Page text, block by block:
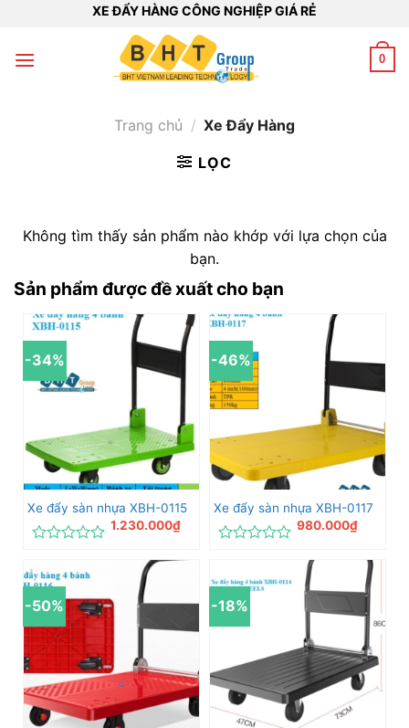
nội
XE ĐẨY HÀNG CÔNG NGHIỆP GIÁ RẺ
0
Trang chủ / Xe Đẩy Hàng
LỌC
Không tìm thấy sản phẩm nào khớp với lựa chọn của
bạn.
Sản phẩm được đề xuất cho bạn
-34%
Xe đẩy sàn nhựa XBH-0115
xếp
hạng
0
5
sao
1.230.000₫
-46%
Xe đẩy sàn nhựa XBH-0117
hạng
0
5
sao
980.000₫
-50% -18%